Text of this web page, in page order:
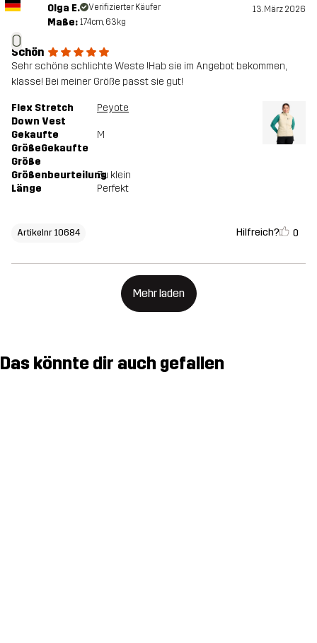
O
Olga E. Verifizierter Käufer 13. März 2026
Maße: 174cm, 63kg
Schön
Sehr schöne schlichte Weste !Hab sie im Angebot bekommen,
klasse! Bei meiner Größe passt sie gut!
Flex Stretch
Down Vest
Peyote
Gekaufte
GrößeGekaufte
Größe
M
GrößenbeurteilungZu klein
Länge
Perfekt
Artikelnr 10684 Hilfreich? 0
Mehr laden
Das könnte dir auch gefallen